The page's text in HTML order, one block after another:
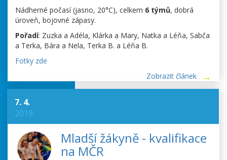
Nádherné počasí (jasno, 20°C), celkem 6 týmů, dobrá
úroveň, bojovné zápasy.
Pořadí: Zuzka a Adéla, Klárka a Mary, Natka a Léňa, Sabča
a Terka, Bára a Nela, Terka B. a Léňa B.
Fotky zde
Zobrazit článek
7. 4.
2019
Mladší žákyně - kvalifikace
na MČR